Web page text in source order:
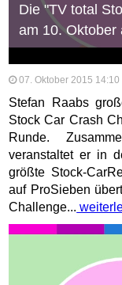
Die "TV total
am 10. Oktober
07. Oktober 2015 14:10
Stefan Raabs
Stock Car Crash
Runde.
veranstaltet er in
größte Stock-
auf ProSieben
Challenge...